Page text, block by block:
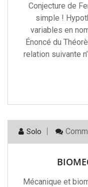
Conjecture de
simple !
variables en
Énoncé du
relation suivante
Solo
Mécanique et